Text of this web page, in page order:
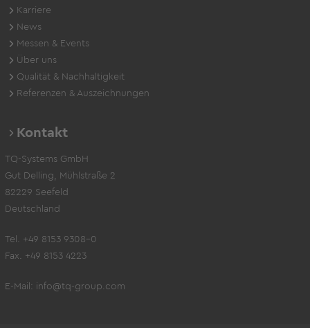
Karriere
News
Messen & Events
Über uns
Qualität & Nachhaltigkeit
Referenzen & Auszeichnungen
Kontakt
TQ-Systems GmbH
Gut Delling, Mühlstraße 2
82229 Seefeld
Deutschland
Tel. +49 8153 9308-0
Fax. +49 8153 4223
E-Mail: info@tq-group.com